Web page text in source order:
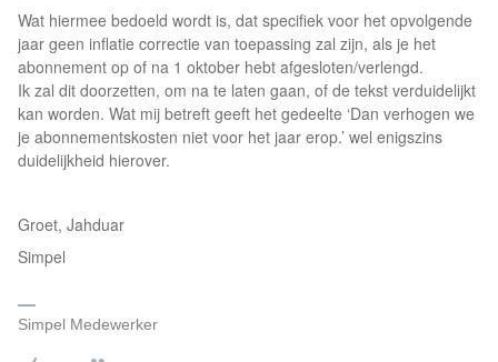
Wat hiermee bedoeld wordt is, dat specifiek voor het opvolgende
jaar geen inflatie correctie van toepassing zal zijn, als je het
abonnement op of na 1 oktober hebt afgesloten/verlengd.
Ik zal dit doorzetten, om na te laten gaan, of de tekst verduidelijkt
kan worden. Wat mij betreft geeft het gedeelte ‘Dan verhogen we
je abonnementskosten niet voor het jaar erop.’ wel enigszins
duidelijkheid hierover.
Groet, Jahduar
Simpel
Simpel Medewerker